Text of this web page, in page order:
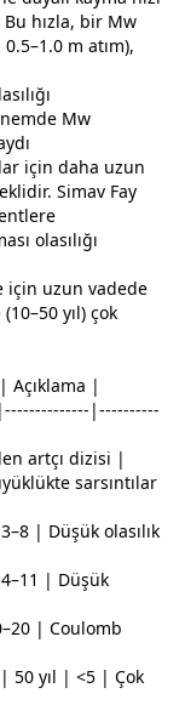
Bu hızla, bir Mw
m atım),
Mw
için daha uzun
Simav Fay
olasılığı
için uzun vadede
yıl) çok
Açıklama |
|----------
artçı dizisi |
sarsıntılar
| Düşük olasılık
| Düşük
| Coulomb
50 yıl | <5 | Çok